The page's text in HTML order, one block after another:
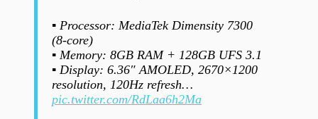
▪︎ Processor: MediaTek Dimensity 7300
(8-core)
▪︎ Memory: 8GB RAM + 128GB UFS 3.1
▪︎ Display: 6.36″ AMOLED, 2670×1200
resolution, 120Hz refresh…
pic.twitter.com/RdLaa6h2Ma